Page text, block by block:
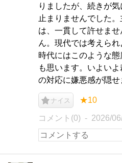
りましたが、続きが
止まりませんでした
は、一貫して許せま
ん。現代では考えら
時代にはこのような
も思います。いよい
の対応に嫌悪感が隠せ
ナイス ★10
コメント(0) 2026/